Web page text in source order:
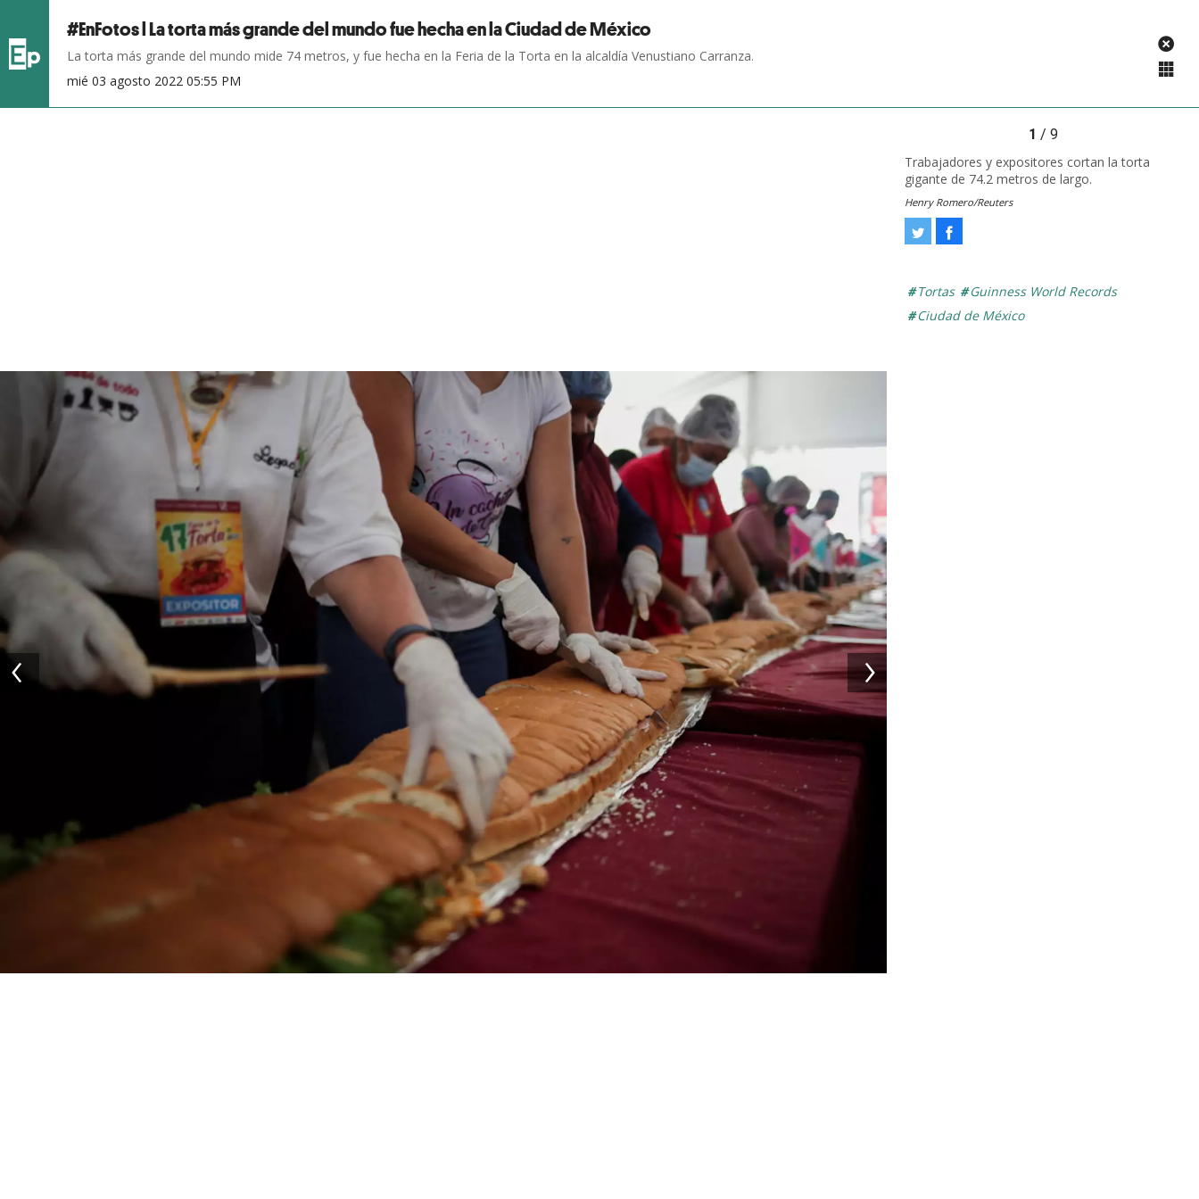
#EnFotos l La torta más grande del mundo fue hecha en la Ciudad de México
La torta más grande del mundo mide 74 metros, y fue hecha en la Feria de la Torta en la alcaldía Venustiano Carranza.
mié 03 agosto 2022 05:55 PM
Tortas
Guinness World Records
Ciudad de México
1 / 9
Trabajadores y expositores cortan la torta
gigante de 74.2 metros de largo.
Henry Romero/Reuters
Tweet